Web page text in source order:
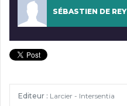
SÉBASTIEN DE REY
Editeur : Larcier - Intersentia